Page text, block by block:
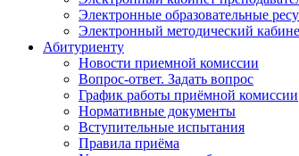
Электронные образовательные
Электронный методический
Абитуриенту
Новости приемной комиссии
Вопрос-ответ. Задать вопрос
График работы приёмной комиссии
Нормативные документы
Вступительные испытания
Правила приёма